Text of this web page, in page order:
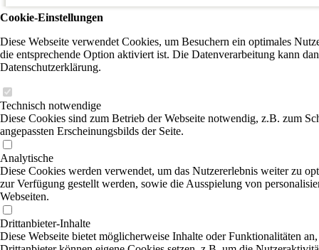
Cookie-Einstellungen
Diese Webseite verwendet Cookies, um Besuchern ein optimales
die entsprechende Option aktiviert ist. Die Datenverarbeitung kann
Datenschutzerklärung.
Technisch notwendige
Diese Cookies sind zum Betrieb der Webseite notwendig, z.B. zum
angepassten Erscheinungsbilds der Seite.
Analytische
Diese Cookies werden verwendet, um das Nutzererlebnis weiter zu
zur Verfügung gestellt werden, sowie die Ausspielung von
Webseiten.
Drittanbieter-Inhalte
Diese Webseite bietet möglicherweise Inhalte oder Funktionalitäten